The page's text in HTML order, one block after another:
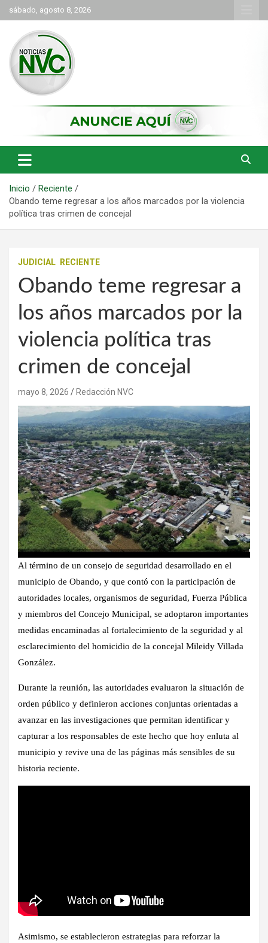
Saltar
al
contenido
sábado, agosto 8, 2026
NVC Noticias
Inicio
Reciente
Obando teme regresar a los años marcados por la violencia
política tras crimen de concejal
JUDICIAL RECIENTE
Obando teme regresar a
los años marcados por la
violencia política tras
crimen de concejal
mayo 8, 2026 Redacción NVC
Al término de un consejo de seguridad desarrollado en el
municipio de Obando, y que contó con la participación de
autoridades locales, organismos de seguridad, Fuerza Pública
y miembros del Concejo Municipal, se adoptaron importantes
medidas encaminadas al fortalecimiento de la seguridad y al
esclarecimiento del homicidio de la concejal Mileidy Villada
González.
Durante la reunión, las autoridades evaluaron la situación de
orden público y definieron acciones conjuntas orientadas a
avanzar en las investigaciones que permitan identificar y
capturar a los responsables de este hecho que hoy enluta al
municipio y revive una de las páginas más sensibles de su
historia reciente.
Asimismo, se establecieron estrategias para reforzar la